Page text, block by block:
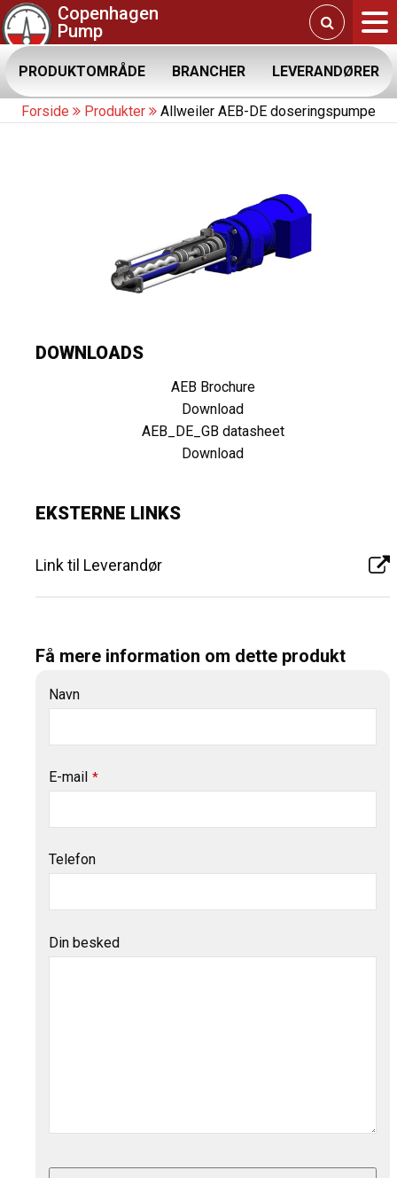
Copenhagen
Pump
PRODUKTOMRÅDE BRANCHER LEVERANDØRER
Forside Produkter Allweiler AEB-DE doseringspumpe
DOWNLOADS
AEB Brochure
Download
AEB_DE_GB datasheet
Download
EKSTERNE LINKS
Link til Leverandør
Få mere information om dette produkt
Contact
Navn
E-mail *
Telefon
Din besked